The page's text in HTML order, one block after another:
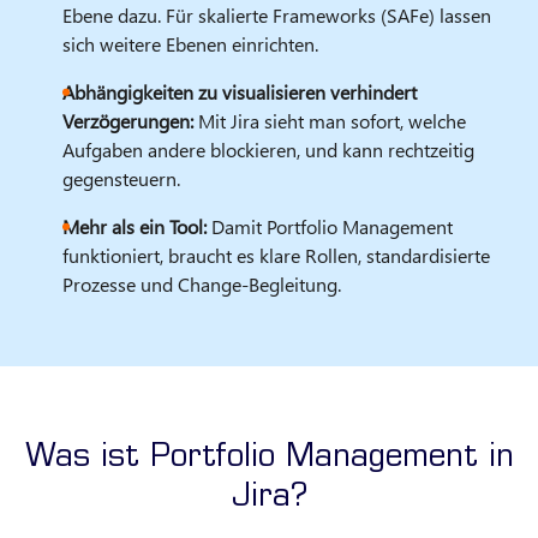
Ebene dazu. Für skalierte Frameworks (SAFe) lassen
sich weitere Ebenen einrichten.
Abhängigkeiten zu visualisieren verhindert
Verzögerungen:Mit Jira sieht man sofort, welche
Aufgaben andere blockieren, und kann rechtzeitig
gegensteuern.
Mehr als ein Tool:Damit Portfolio Management
funktioniert, braucht es klare Rollen, standardisierte
Prozesse und Change-Begleitung.
Was ist Portfolio Management in
Jira?